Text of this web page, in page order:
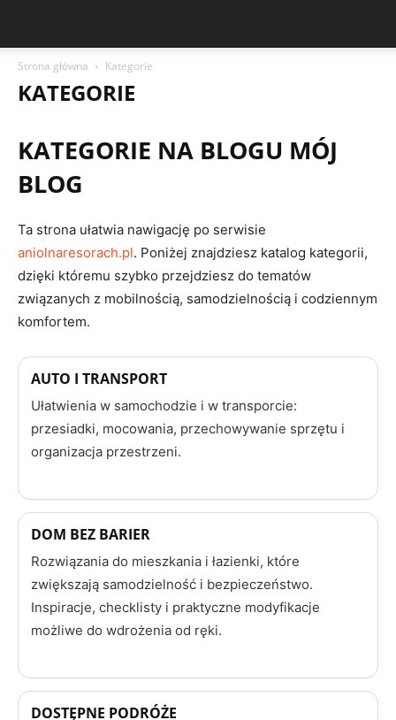
Strona główna Kategorie
KATEGORIE
KATEGORIE NA BLOGU MÓJ
BLOG
Ta strona ułatwia nawigację po serwisie
aniolnaresorach.pl. Poniżej znajdziesz katalog kategorii,
dzięki któremu szybko przejdziesz do tematów
związanych z mobilnością, samodzielnością i codziennym
komfortem.
AUTO I TRANSPORT
Ułatwienia w samochodzie i w transporcie:
przesiadki, mocowania, przechowywanie sprzętu i
organizacja przestrzeni.
DOM BEZ BARIER
Rozwiązania do mieszkania i łazienki, które
zwiększają samodzielność i bezpieczeństwo.
Inspiracje, checklisty i praktyczne modyfikacje
możliwe do wdrożenia od ręki.
DOSTĘPNE PODRÓŻE